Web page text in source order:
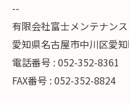
--
有限会社富士メンテナンス
愛知県名古屋市中川区愛
電話番号 : 052-352-8361
FAX番号 : 052-352-8824